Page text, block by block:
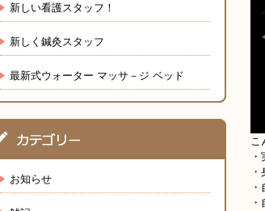
新しい看護スタッフ！
新しく鍼灸スタッフ
最新式ウォーター マッサ－ジ ベッド
お知らせ
こ